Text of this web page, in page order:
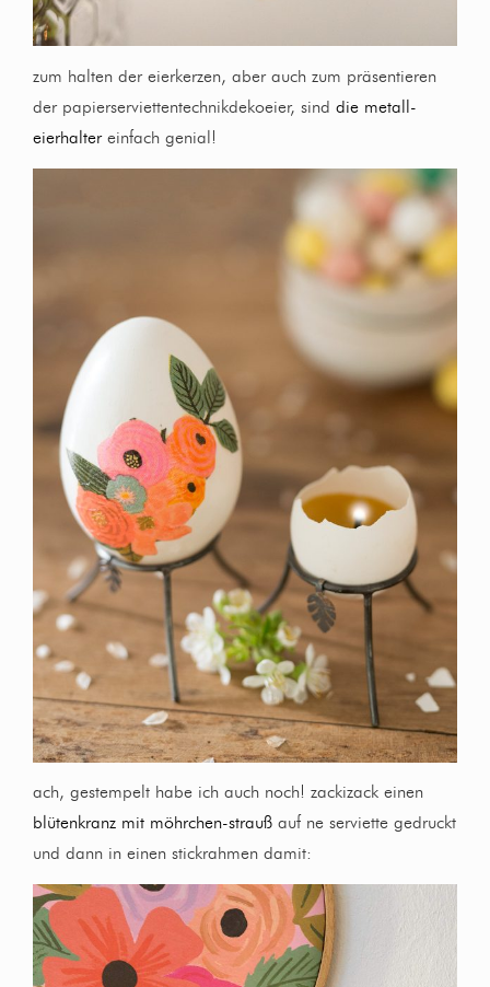
zum halten der eierkerzen, aber auch zum präsentieren
der papierserviettentechnikdekoeier, sind die metall-
eierhaltereinfach genial!
ach, gestempelt habe ich auch noch! zackizack einen
blütenkranz mit möhrchen-strauß auf ne serviette gedruckt
und dann in einen stickrahmen damit: